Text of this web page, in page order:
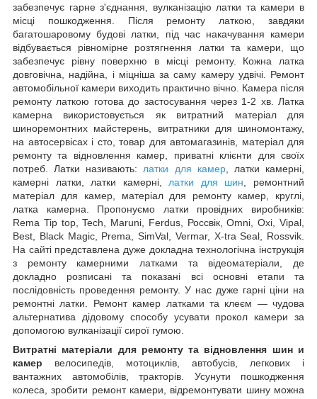
забезпечує гарне з'єднання, вулканізацію латки та камери в
місці пошкодження. Після ремонту латкою, завдяки
багатошаровому будові латки, під час накачування камери
відбувається рівномірне розтягнення латки та камери, що
забезпечує рівну поверхню в місці ремонту. Кожна латка
довговічна, надійна, і міцніша за саму камеру удвічі. Ремонт
автомобільної камери виходить практично вічно. Камера після
ремонту латкою готова до застосування через 1-2 хв. Латка
камерна використовується як витратний матеріал для
шиноремонтних майстерень, витратники для шиномонтажу,
на автосервісах і сто, товар для автомагазинів, матеріал для
ремонту та відновлення камер, приватні клієнти для своїх
потреб. Латки називають: латки для камер, латки камерні,
камерні латки, латки камерні, латки для шин , ремонтний
матеріал для камер, матеріал для ремонту камер, круглі,
латка камерна. Пропонуємо латки провідних виробників:
Rema Tip top, Tech, Maruni, Ferdus, Россвік, Omni, Oxi, Vipal,
Best, Black Magic, Prema, SimVal, Vermar, X-tra Seal, Rossvik.
На сайті представлена дуже докладна технологічна інструкція
з ремонту камерними латками та відеоматеріали, де
докладно розписані та показані всі основні етапи та
послідовність проведення ремонту. У нас дуже гарні ціни на
ремонтні латки. Ремонт камер латками та клеєм — чудова
альтернатива дідовому способу усувати прокол камери за
допомогою вулканізації сирої гумою.
Витратні матеріали для ремонту та відновлення шин и
камер велосипедів, мотоциклів, автобусів, легкових і
вантажних автомобілів, тракторів. Усунути пошкодження
колеса, зробити ремонт камери, відремонтувати шину можна